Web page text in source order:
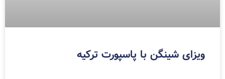
ویزای شینگن با پاسپورت ترکیه